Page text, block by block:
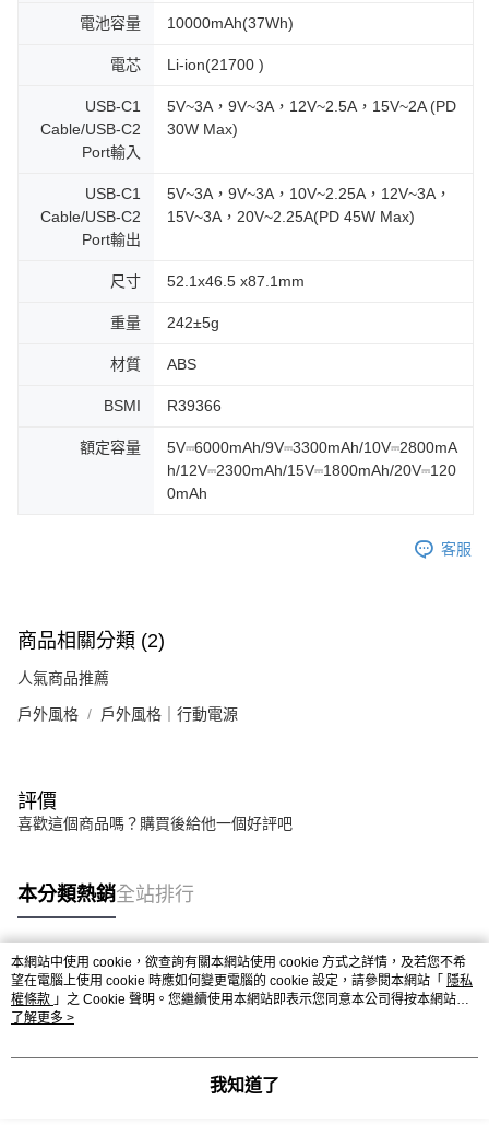
電池容量 10000mAh(37Wh)
電芯 Li-ion(21700 )
USB-C1
Cable/USB-C2
Port輸入
5V~3A，9V~3A，12V~2.5A，15V~2A (PD
30W Max)
USB-C1
Cable/USB-C2
Port輸出
5V~3A，9V~3A，10V~2.25A，12V~3A，
15V~3A，20V~2.25A(PD 45W Max)
尺寸 52.1x46.5 x87.1mm
重量 242±5g
材質 ABS
BSMI R39366
額定容量
5V⎓6000mAh/9V⎓3300mAh/10V⎓2800mA
h/12V⎓2300mAh/15V⎓1800mAh/20V⎓120
0mAh
客服
商品相關分類 (2)
人氣商品推薦
戶外風格 戶外風格｜行動電源
評價
喜歡這個商品嗎？購買後給他一個好評吧
本分類熱銷全站排行
熱門標籤
本網站中使用 cookie，欲查詢有關本網站使用 cookie 方式之詳情，及若您不希
望在電腦上使用 cookie 時應如何變更電腦的 cookie 設定，請參閱本網站「 隱私
權條款 」之 Cookie 聲明。您繼續使用本網站即表示您同意本公司得按本網站使
用條款之 Cookie 聲明使用 cookie。
了解更多 >
我知道了